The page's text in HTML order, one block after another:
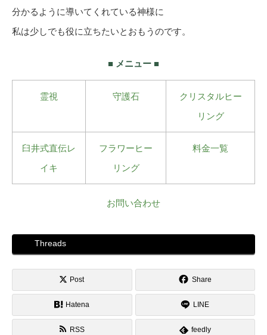
分かるように導いてくれている神様に
私は少しでも役に立ちたいとおもうのです。
■ メニュー ■
霊視 守護石
クリスタルヒー
リング
臼井式直伝レ
イキ
フラワーヒー
リング
料金一覧
お問い合わせ
Threads
Post Share
Hatena LINE
RSS feedly